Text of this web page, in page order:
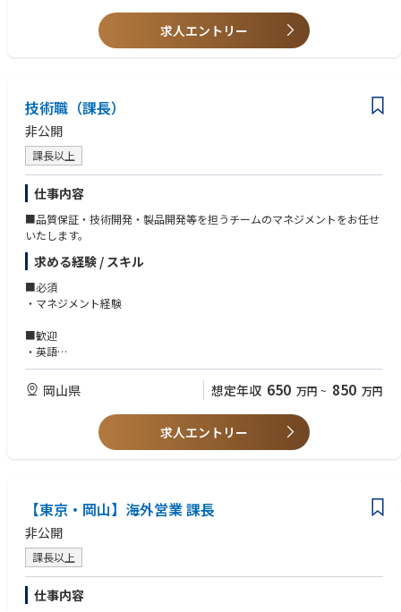
求人エントリー
技術職（課長）
非公開
課長以上
仕事内容
■品質保証・技術開発・製品開発等を担うチームのマネジメントをお任せ
いたします。
求める経験 / スキル
■必須
・マネジメント経験
■歓迎
・英語
・危険物・毒劇物などの公的資格やPCQI/FDQIやQC検定等の資格認定
岡山県 想定年収 650 万円 ~ 850 万円
求人エントリー
【東京・岡山】海外営業 課長
非公開
課長以上
仕事内容